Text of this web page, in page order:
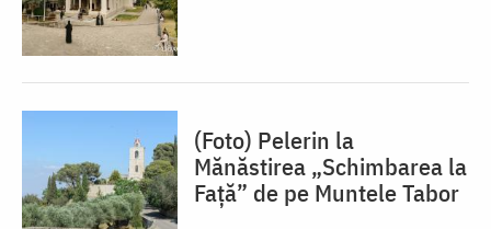
(Foto) Pelerin la
Mănăstirea „Schimbarea la
Față” de pe Muntele Tabor